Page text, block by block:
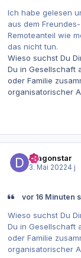
Ich habe gelesen
aus dem
Remoteanteil wie
das nicht tun.
Wieso suchst Du
Du in Gesellschaft
oder Familie
organisatorischer
Dragonstar
3. Mai 20224 j
vor 16 Minuten
Wieso suchst Du
Du in Gesellschaft
oder Familie
organisatorischer